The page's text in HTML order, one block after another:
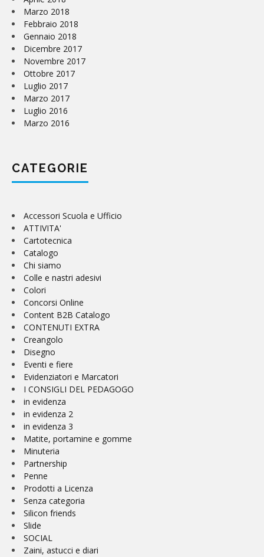
Marzo 2018
Febbraio 2018
Gennaio 2018
Dicembre 2017
Novembre 2017
Ottobre 2017
Luglio 2017
Marzo 2017
Luglio 2016
Marzo 2016
CATEGORIE
Accessori Scuola e Ufficio
ATTIVITA'
Cartotecnica
Catalogo
Chi siamo
Colle e nastri adesivi
Colori
Concorsi Online
Content B2B Catalogo
CONTENUTI EXTRA
Creangolo
Disegno
Eventi e fiere
Evidenziatori e Marcatori
I CONSIGLI DEL PEDAGOGO
in evidenza
in evidenza 2
in evidenza 3
Matite, portamine e gomme
Minuteria
Partnership
Penne
Prodotti a Licenza
Senza categoria
Silicon friends
Slide
SOCIAL
Zaini, astucci e diari